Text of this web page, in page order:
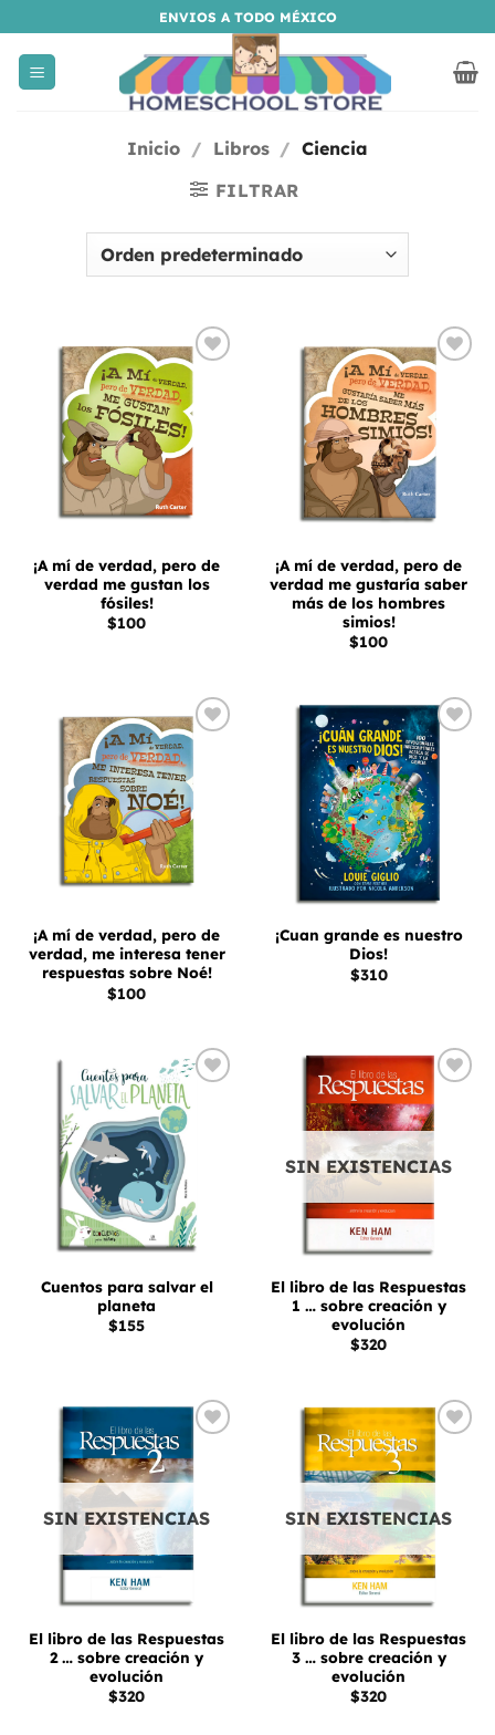
al
contenido
ENVIOS A TODO MÉXICO
Inicio / Libros / Ciencia
FILTRAR
Añadir
lista
deseos
¡A mí de verdad, pero de
verdad me gustan los
fósiles!
$100
Añadir
a la
lista
deseos
¡A mí de verdad, pero de
verdad me gustaría saber
más de los hombres
simios!
$100
Añadir
lista
deseos
¡A mí de verdad, pero de
verdad, me interesa tener
respuestas sobre Noé!
$100
Añadir
a la
lista
deseos
¡Cuan grande es nuestro
Dios!
$310
Añadir
a la
deseos
Cuentos para salvar el
planeta
$155
Añadir
a la
lista
deseos
SIN EXISTENCIAS
El libro de las Respuestas
1 … sobre creación y
evolución
$320
Añadir
a la
lista
deseos
SIN EXISTENCIAS
El libro de las Respuestas
2 … sobre creación y
evolución
$320
a la
lista
deseos
SIN EXISTENCIAS
El libro de las Respuestas
3 … sobre creación y
evolución
$320